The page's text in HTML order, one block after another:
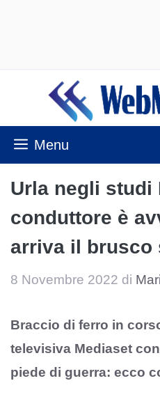
contenuto
Menu
Urla negli studi
conduttore è
arriva il brusco
8 Novembre 2022 di
Braccio di ferro in
televisiva Mediaset
piede di guerra: ecco